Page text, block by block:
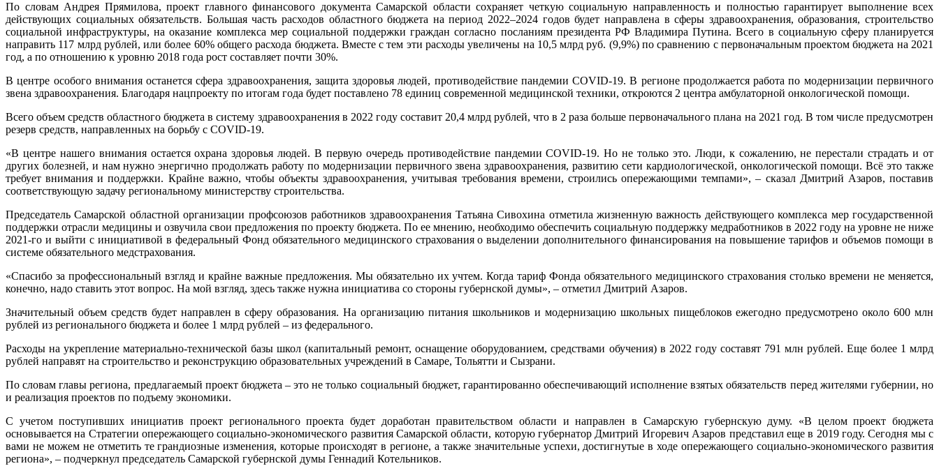
По словам Андрея Прямилова, проект главного финансового документа Самарской области сохраняет четкую социальную направленность и полностью гарантирует выполнение всех
действующих социальных обязательств. Большая часть расходов областного бюджета на период 2022–2024 годов будет направлена в сферы здравоохранения, образования, строительство
социальной инфраструктуры, на оказание комплекса мер социальной поддержки граждан согласно посланиям президента РФ Владимира Путина. Всего в социальную сферу планируется
направить 117 млрд рублей, или более 60% общего расхода бюджета. Вместе с тем эти расходы увеличены на 10,5 млрд руб. (9,9%) по сравнению с первоначальным проектом бюджета на 2021
год, а по отношению к уровню 2018 года рост составляет почти 30%.
В центре особого внимания останется сфера здравоохранения, защита здоровья людей, противодействие пандемии COVID-19. В регионе продолжается работа по модернизации первичного
звена здравоохранения. Благодаря нацпроекту по итогам года будет поставлено 78 единиц современной медицинской техники, откроются 2 центра амбулаторной онкологической помощи.
Всего объем средств областного бюджета в систему здравоохранения в 2022 году составит 20,4 млрд рублей, что в 2 раза больше первоначального плана на 2021 год. В том числе предусмотрен
резерв средств, направленных на борьбу с COVID-19.
«В центре нашего внимания остается охрана здоровья людей. В первую очередь противодействие пандемии COVID-19. Но не только это. Люди, к сожалению, не перестали страдать и от
других болезней, и нам нужно энергично продолжать работу по модернизации первичного звена здравоохранения, развитию сети кардиологической, онкологической помощи. Всё это также
требует внимания и поддержки. Крайне важно, чтобы объекты здравоохранения, учитывая требования времени, строились опережающими темпами», – сказал Дмитрий Азаров, поставив
соответствующую задачу региональному министерству строительства.
Председатель Самарской областной организации профсоюзов работников здравоохранения Татьяна Сивохина отметила жизненную важность действующего комплекса мер государственной
поддержки отрасли медицины и озвучила свои предложения по проекту бюджета. По ее мнению, необходимо обеспечить социальную поддержку медработников в 2022 году на уровне не ниже
2021-го и выйти с инициативой в федеральный Фонд обязательного медицинского страхования о выделении дополнительного финансирования на повышение тарифов и объемов помощи в
системе обязательного медстрахования.
«Спасибо за профессиональный взгляд и крайне важные предложения. Мы обязательно их учтем. Когда тариф Фонда обязательного медицинского страхования столько времени не меняется,
конечно, надо ставить этот вопрос. На мой взгляд, здесь также нужна инициатива со стороны губернской думы», – отметил Дмитрий Азаров.
Значительный объем средств будет направлен в сферу образования. На организацию питания школьников и модернизацию школьных пищеблоков ежегодно предусмотрено около 600 млн
рублей из регионального бюджета и более 1 млрд рублей – из федерального.
Расходы на укрепление материально-технической базы школ (капитальный ремонт, оснащение оборудованием, средствами обучения) в 2022 году составят 791 млн рублей. Еще более 1 млрд
рублей направят на строительство и реконструкцию образовательных учреждений в Самаре, Тольятти и Сызрани.
По словам главы региона, предлагаемый проект бюджета – это не только социальный бюджет, гарантированно обеспечивающий исполнение взятых обязательств перед жителями губернии, но
и реализация проектов по подъему экономики.
С учетом поступивших инициатив проект регионального проекта будет доработан правительством области и направлен в Самарскую губернскую думу. «В целом проект бюджета
основывается на Стратегии опережающего социально-экономического развития Самарской области, которую губернатор Дмитрий Игоревич Азаров представил еще в 2019 году. Сегодня мы с
вами не можем не отметить те грандиозные изменения, которые происходят в регионе, а также значительные успехи, достигнутые в ходе опережающего социально-экономического развития
региона», – подчеркнул председатель Самарской губернской думы Геннадий Котельников.